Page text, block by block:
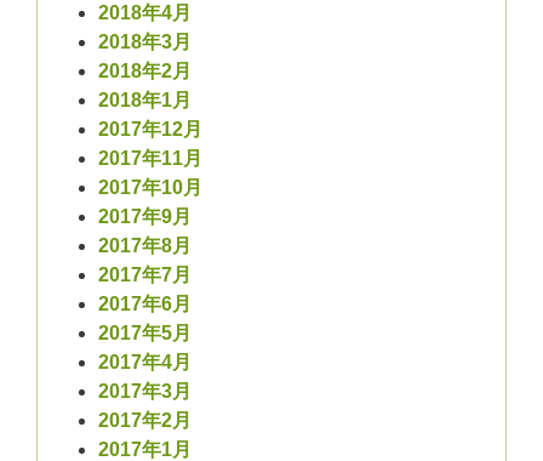
2018年4月
2018年3月
2018年2月
2018年1月
2017年12月
2017年11月
2017年10月
2017年9月
2017年8月
2017年7月
2017年6月
2017年5月
2017年4月
2017年3月
2017年2月
2017年1月